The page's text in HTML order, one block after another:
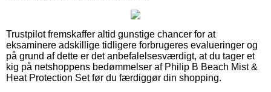
Trustpilot fremskaffer altid gunstige chancer for at
eksaminere adskillige tidligere forbrugeres evalueringer og
på grund af dette er det anbefalelsesværdigt, at du tager et
kig på netshoppens bedømmelser af Philip B Beach Mist &
Heat Protection Set før du færdiggør din shopping.